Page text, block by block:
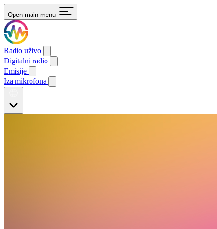
Open main menu
Radio uživo
Digitalni radio
Emisije
Iza mikrofona